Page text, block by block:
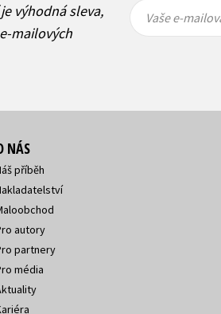
výhodná sleva,
mailových
mailová
mailová
Vaše e-
NÁS
příběh
autory
partnery
média